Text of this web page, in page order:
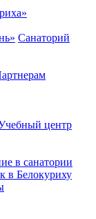
Санаторий
центр
в санатории
в Белокуриху